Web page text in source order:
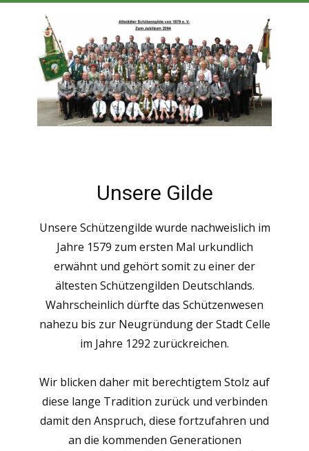
Unsere Gilde
Unsere Schützengilde wurde nachweislich im
Jahre 1579 zum ersten Mal urkundlich
erwähnt und gehört somit zu einer der
ältesten Schützengilden Deutschlands.
Wahrscheinlich dürfte das Schützenwesen
nahezu bis zur Neugründung der Stadt Celle
im Jahre 1292 zurückreichen.
Wir blicken daher mit berechtigtem Stolz auf
diese lange Tradition zurück und verbinden
damit den Anspruch, diese fortzufahren und
an die kommenden Generationen